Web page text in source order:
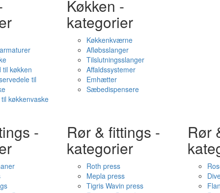
til køkken
til
køkkenvaske
Køkken -
kategorier
Køkkenkværne
Afløbsslanger
Tilslutningsslanger
Affaldssystemer
Emhætter
Sæbedispensere
- Rør & fittings -
kategorier
Roth press
Mepla press
Tigris Wavin press
Rør